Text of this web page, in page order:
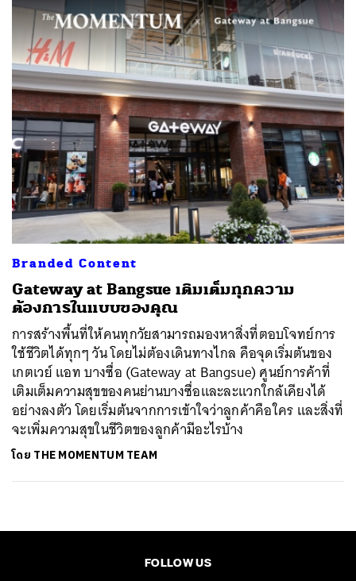
Branded Content
Gateway at Bangsue เติมเต็มทุกความ
ต้องการในแบบของคุณ
การสร้างพื้นที่ให้คนทุกวัยสามารถมองหาสิ่งที่ตอบโจทย์การ
ใช้ชีวิตได้ทุกๆ วัน โดยไม่ต้องเดินทางไกล คือจุดเริ่มต้นของ
เกตเวย์ แอท บางซื่อ (Gateway at Bangsue) ศูนย์การค้าที่
เติมเต็มความสุขของคนย่านบางซื่อและละแวกใกล้เคียงได้
อย่างลงตัว โดยเริ่มต้นจากการเข้าใจว่าลูกค้าคือใคร และสิ่งที่
จะเพิ่มความสุขในชีวิตของลูกค้ามีอะไรบ้าง
โดย THE MOMENTUM TEAM
FOLLOW US